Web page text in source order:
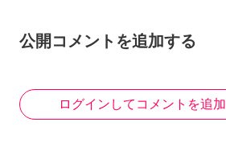
公開コメントを追加する
ログインしてコメントを追加